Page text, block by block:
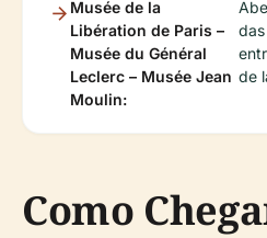
Musée de la
Libération de Paris –
Musée du Général
Leclerc – Musée Jean
Moulin:
de
Como